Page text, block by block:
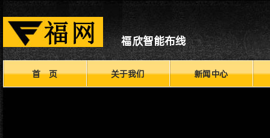
福欣智能布线
首 页 关于我们 新闻中心